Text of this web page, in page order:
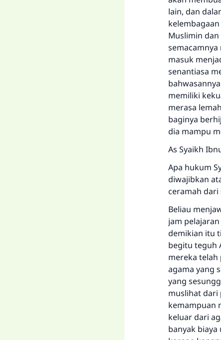
lain, dan
Muslimin
masuk
senantiasa
memiliki
merasa
baginya
dia mampu
As Syaikh
Apa hukum
diwajibkan
ceramah dari
Beliau
jam
demikian itu
begitu teguh
mereka
agama yang
yang
muslihat dari
kemampuan
keluar dari
banyak